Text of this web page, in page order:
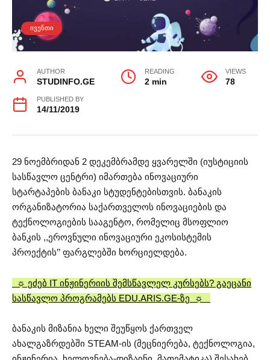
ᲘᲕᲔᲜᲗᲘ
AUTHOR
STUDINFO.GE
READING
2 min
VIEWS
78
PUBLISHED BY
14/11/2019
29 ნოემბრიდან 2 დეკემბრამდე ყვარელში (იუსტიციის
სასწავლო ცენტრი) იმართება ინოვაციური
სტარტაპების ბანაკი სტუდენტებისთვის. ბანაკის
ორგანიზატორია საქართველოს ინოვაციების და
ტექნოლოგიების სააგენტო, რომელიც მსოფლიო
ბანკის ,,ეროვნული ინოვაციური ეკოსისტემის
პროექტის’’ ფარგლებში ხორციელდება.
☼ ეძებ IT ინჟინერიის შემსწავლელ კურსებს? გაეცანი
სასწავლო პროგრამებს EDU.ARIS.GE-ზე ☼
ბანაკის მიზანია ხელი შეუწყოს ქართველ
ახალგაზრდებში STEAM-ის (მეცნიერება, ტექნოლოგია,